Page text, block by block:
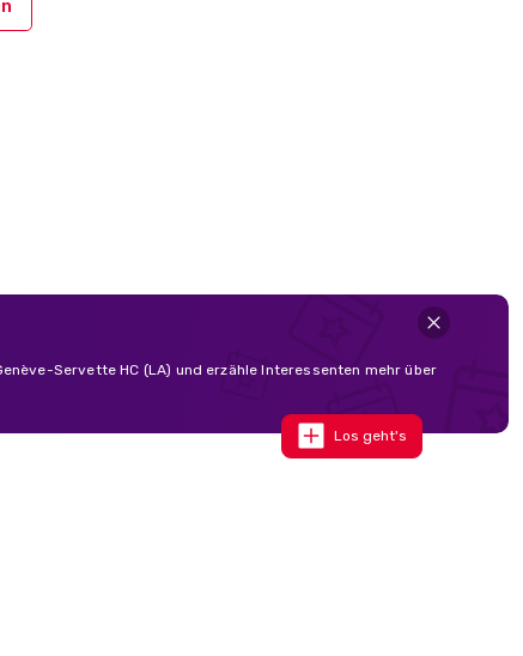
Servette HC (LA) und erzähle Interessenten mehr über
Los geht's